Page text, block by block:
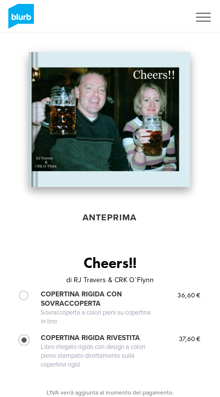
ANTEPRIMA
Cheers!!
di RJ Travers & CRK O`Flynn
COPERTINA RIGIDA CON
SOVRACCOPERTA
Sovraccoperta a colori pieni su copertina
in lino
36,60 €
COPERTINA RIGIDA RIVESTITA
Libro rilegato rigido con design a colori
pieno stampato direttamente sulla
copertina rigid
37,60 €
L'IVA verrà aggiunta al momento del pagamento.